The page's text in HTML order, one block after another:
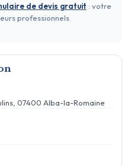
de devis gratuit : votre
professionnels
07400 Alba-la-Romaine